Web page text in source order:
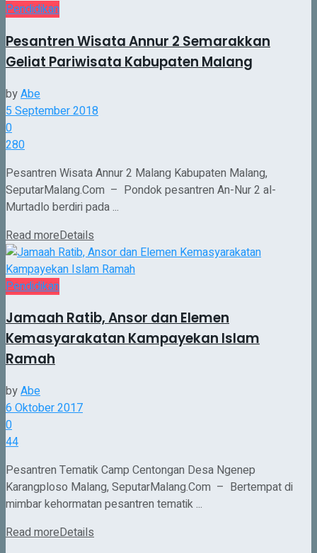
Pendidikan
Pesantren Wisata Annur 2 Semarakkan
Geliat Pariwisata Kabupaten Malang
byAbe
5 September 2018
0
280
Pesantren Wisata Annur 2 Malang Kabupaten Malang,
SeputarMalang.Com – Pondok pesantren An-Nur 2 al-
Murtadlo berdiri pada ...
Read moreDetails
Pendidikan
Jamaah Ratib, Ansor dan Elemen
Kemasyarakatan Kampayekan Islam
Ramah
byAbe
6 Oktober 2017
0
44
Pesantren Tematik Camp Centongan Desa Ngenep
Karangploso Malang, SeputarMalang.Com – Bertempat di
mimbar kehormatan pesantren tematik ...
Read moreDetails